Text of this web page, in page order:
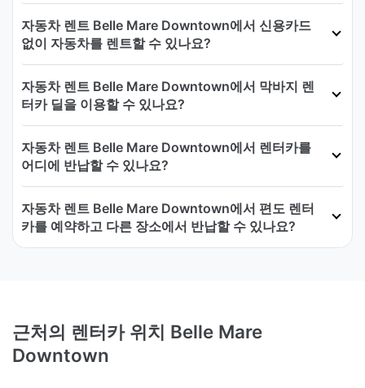
자동차 렌트 Belle Mare Downtown에서 신용카드
없이 자동차를 렌트할 수 있나요?
자동차 렌트 Belle Mare Downtown에서 막바지 렌
터카 딜을 이용할 수 있나요?
자동차 렌트 Belle Mare Downtown에서 렌터카를
어디에 반납할 수 있나요?
자동차 렌트 Belle Mare Downtown에서 편도 렌터
카를 예약하고 다른 장소에서 반납할 수 있나요?
근처의 렌터카 위치 Belle Mare
Downtown